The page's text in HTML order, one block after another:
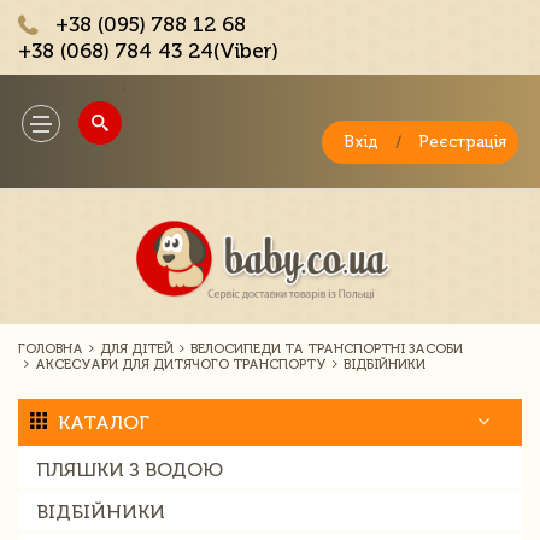
+38 (095) 788 12 68
+38 (068) 784 43 24(Viber)
Toggle
navigation
Вхід / Реєстрація
ГОЛОВНА ДЛЯ ДІТЕЙ
ВЕЛОСИПЕДИ ТА ТРАНСПОРТНІ ЗАСОБИ
АКСЕСУАРИ ДЛЯ ДИТЯЧОГО ТРАНСПОРТУ
ВІДБІЙНИКИ
КАТАЛОГ
ПЛЯШКИ З ВОДОЮ
ВІДБІЙНИКИ